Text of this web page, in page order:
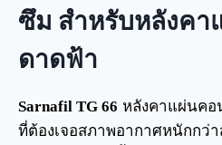
ซึม สำหรับหลังคา
ดาดฟ้า
Sarnafil TG 66 หลังคาแผ่นค
ที่ต้องเจอสภาพอากาศหนักกว่